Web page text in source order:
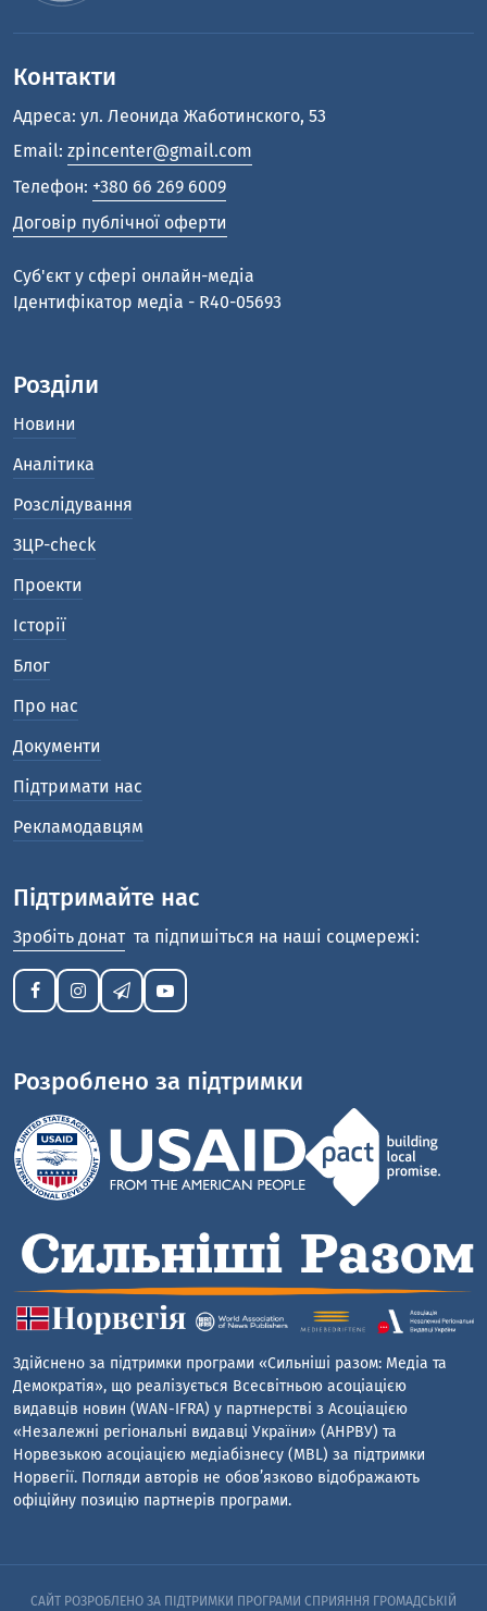
Контакти
Адреса: ул. Леонида Жаботинского, 53
Email: zpincenter@gmail.com
Телефон: +380 66 269 6009
Договір публічної оферти
Cуб'єкт у сфері онлайн-медіа
Ідентифікатор медіа - R40-05693
Розділи
Новини
Аналітика
Розслідування
ЗЦР-check
Проекти
Історії
Блог
Про нас
Документи
Підтримати нас
Рекламодавцям
Підтримайте нас
Зробіть донат та підпишіться на наші соцмережі:
Розроблено за підтримки
Здійснено за підтримки програми «Сильніші разом: Медіа та
Демократія», що реалізується Всесвітньою асоціацією
видавців новин (WAN-IFRA) у партнерстві з Асоціацією
«Незалежні регіональні видавці України» (АНРВУ) та
Норвезькою асоціацією медіабізнесу (MBL) за підтримки
Норвегії. Погляди авторів не обов’язково відображають
офіційну позицію партнерів програми.
САЙТ РОЗРОБЛЕНО ЗА ПІДТРИМКИ ПРОГРАМИ СПРИЯННЯ ГРОМАДСЬКІЙ